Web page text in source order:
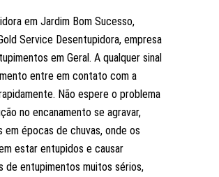
em Jardim Bom Sucesso,
Service Desentupidora, empresa
em Geral. A qualquer sinal
entre em contato com a
Não espere o problema
no encanamento se agravar,
em épocas de chuvas, onde os
estar entupidos e causar
de entupimentos muitos sérios,